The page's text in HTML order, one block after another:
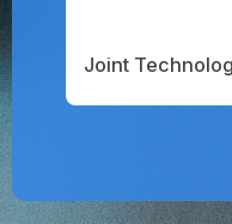
Joint